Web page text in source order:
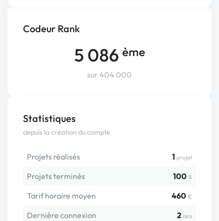
Codeur Rank
5 086 ème
sur 404 000
Statistiques
depuis la création du compte
Projets réalisés 1 projet
Projets terminés 100 %
Tarif horaire moyen 460 €
Dernière connexion 2 ans